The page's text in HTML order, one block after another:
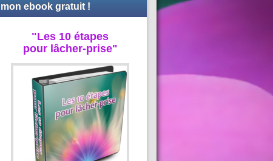
mon ebook gratuit !
"Les 10 étapes
pour lâcher-prise"